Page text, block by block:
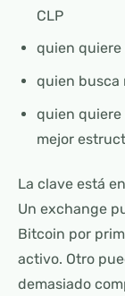
CLP
quien quiere
quien busca
quien quiere
mejor
La clave está en
Un exchange
Bitcoin por
activo. Otro
demasiado